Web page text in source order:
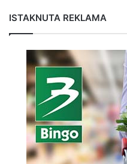
ISTAKNUTA REKLAMA